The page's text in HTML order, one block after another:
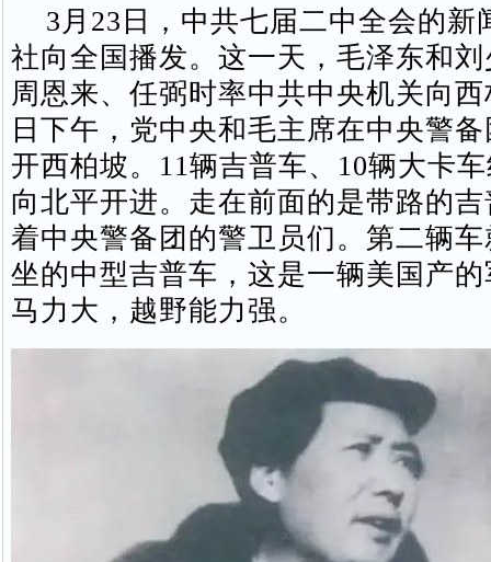
3月23日，中共七届二中全会的新
社向全国播发。这一天，毛泽东和
周恩来、任弼时率中共中央机关向
日下午，党中央和毛主席在中央警
开西柏坡。11辆吉普车、10辆大卡
向北平开进。走在前面的是带路的
着中央警备团的警卫员们。第二辆
坐的中型吉普车，这是一辆美国产
马力大，越野能力强。